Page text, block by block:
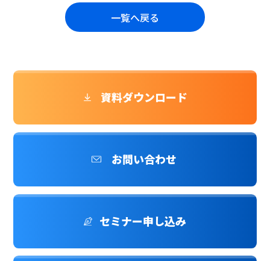
一覧へ戻る
資料ダウンロード
お問い合わせ
セミナー申し込み